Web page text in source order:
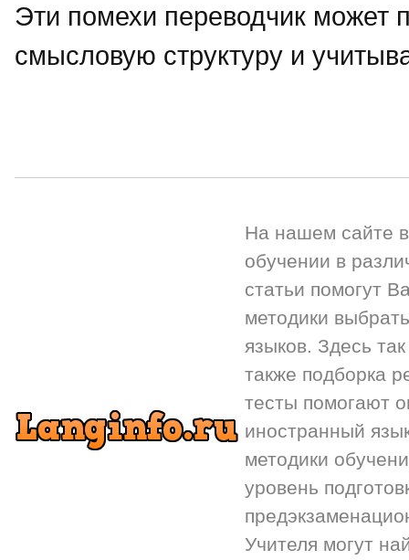
Эти помехи переводчик может
смысловую структуру и
На нашем сайте
обучении в
статьи помогут
методики
языков. Здесь
также подборка
тесты помогают
иностранный
методики
уровень
Учителя могут